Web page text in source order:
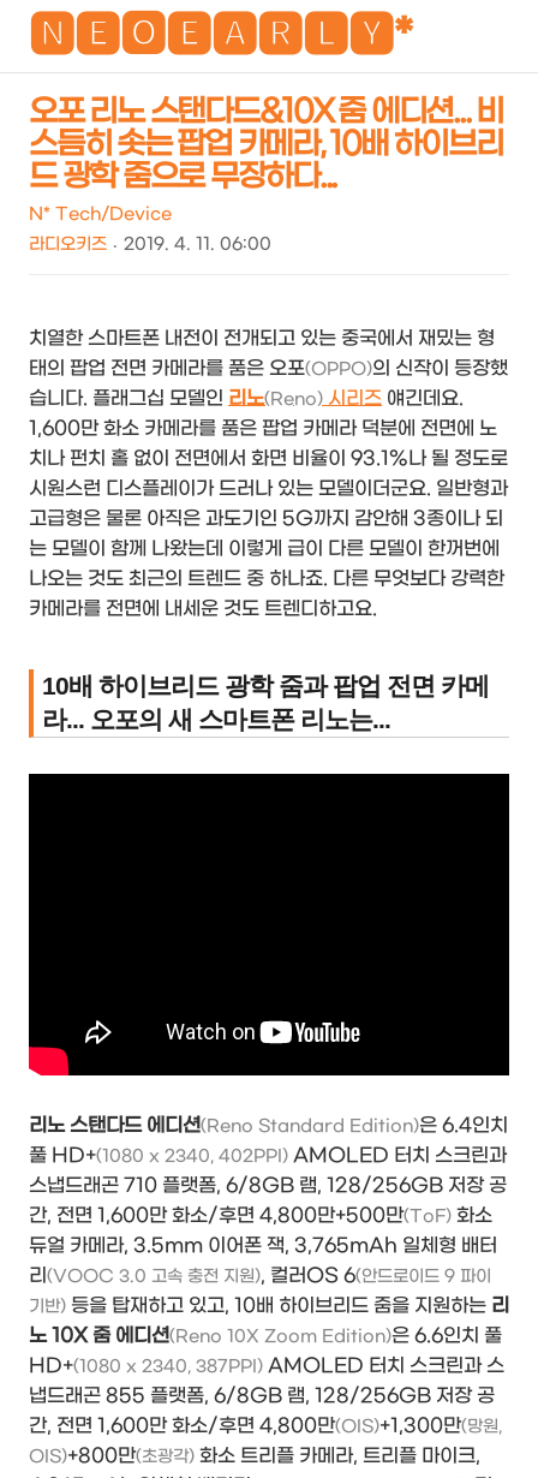
🅽🅴🅾🅴🅰🆁🅻🆈*
검
메
오포 리노 스탠다드&10X 줌 에디션... 비
스듬히 솟는 팝업 카메라, 10배 하이브리
드 광학 줌으로 무장하다...
N* Tech/Device
라디오키즈
2019. 4. 11. 06:00
치열한 스마트폰 내전이 전개되고 있는 중국에서 재밌는 형
태의 팝업 전면 카메라를 품은 오포(OPPO)의 신작이 등장했
습니다. 플래그십 모델인 리노(Reno) 시리즈 얘긴데요.
1,600만 화소 카메라를 품은 팝업 카메라 덕분에 전면에 노
치나 펀치 홀 없이 전면에서 화면 비율이 93.1%나 될 정도로
시원스런 디스플레이가 드러나 있는 모델이더군요. 일반형과
고급형은 물론 아직은 과도기인 5G까지 감안해 3종이나 되
는 모델이 함께 나왔는데 이렇게 급이 다른 모델이 한꺼번에
나오는 것도 최근의 트렌드 중 하나죠. 다른 무엇보다 강력한
카메라를 전면에 내세운 것도 트렌디하고요.
10배 하이브리드 광학 줌과 팝업 전면 카메
라... 오포의 새 스마트폰 리노는...
리노 스탠다드 에디션(Reno Standard Edition)은 6.4인치
풀 HD+(1080 x 2340, 402PPI) AMOLED 터치 스크린과
스냅드래곤 710 플랫폼, 6/8GB 램, 128/256GB 저장 공
간, 전면 1,600만 화소/후면 4,800만+500만(ToF) 화소
듀얼 카메라, 3.5mm 이어폰 잭, 3,765mAh 일체형 배터
리 (VOOC 3.0 고속 충전 지원), 컬러OS 6(안드로이드 9 파이
기반) 등을 탑재하고 있고, 10배 하이브리드 줌을 지원하는 리
노 10X 줌 에디션(Reno 10X Zoom Edition)은 6.6인치 풀
HD+(1080 x 2340, 387PPI) AMOLED 터치 스크린과 스
냅드래곤 855 플랫폼, 6/8GB 램, 128/256GB 저장 공
간, 전면 1,600만 화소/후면 4,800만(OIS)+1,300만(망원,
OIS)+800만(초광각) 화소 트리플 카메라, 트리플 마이크,